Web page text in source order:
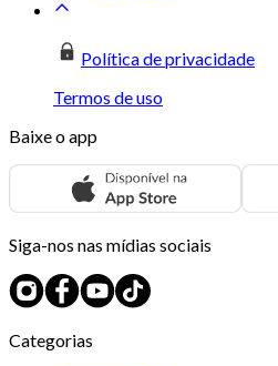
Política de privacidade
Termos de uso
Baixe o app
Siga-nos nas mídias sociais
Categorias